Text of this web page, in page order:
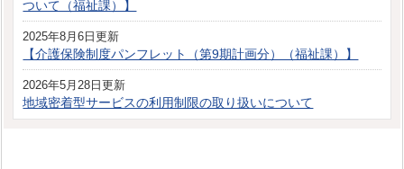
ついて（福祉課）】
2025年8月6日更新
【介護保険制度パンフレット（第9期計画分）（福祉課）】
2026年5月28日更新
地域密着型サービスの利用制限の取り扱いについて